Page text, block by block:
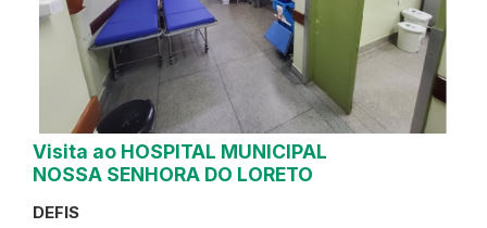
Visita ao HOSPITAL MUNICIPAL
NOSSA SENHORA DO LORETO
DEFIS